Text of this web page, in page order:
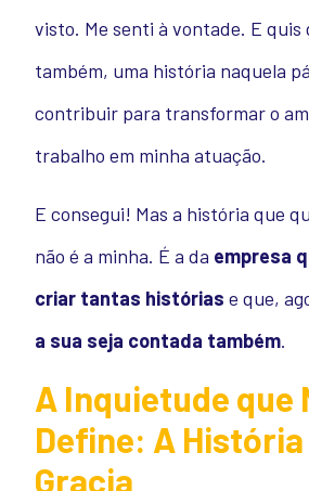
visto. Me senti à vontade. E quis
também, uma história naquela
contribuir para transformar o
trabalho em minha atuação.
E consegui! Mas a história que
não é a minha. É a da empresa
criar tantas histórias e que,
a sua seja contada também.
A Inquietude que
Define: A História
Gracia